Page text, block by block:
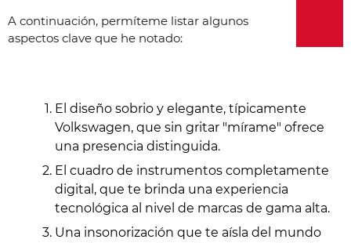
A continuación, permíteme listar algunos
aspectos clave que he notado:
El diseño sobrio y elegante, típicamente
Volkswagen, que sin gritar "mírame" ofrece
una presencia distinguida.
El cuadro de instrumentos completamente
digital, que te brinda una experiencia
tecnológica al nivel de marcas de gama alta.
Una insonorización que te aísla del mundo